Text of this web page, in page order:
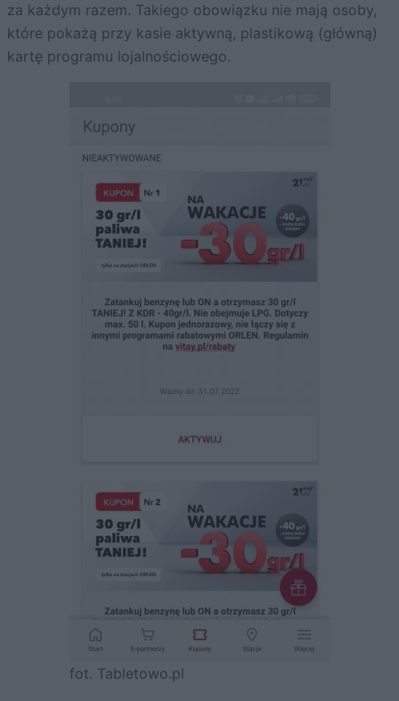
za każdym razem. Takiego obowiązku nie mają osoby,
które pokażą przy kasie aktywną, plastikową (główną)
kartę programu lojalnościowego.
fot. Tabletowo.pl